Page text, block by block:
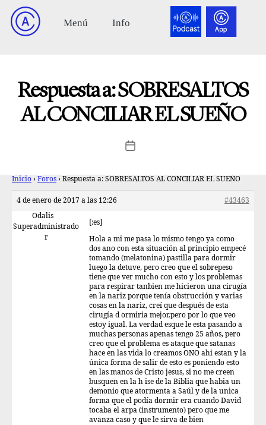
Respuesta a: SOBRESALTOS
AL CONCILIAR EL SUEÑO
Inicio › Foros › Respuesta a: SOBRESALTOS AL CONCILIAR EL SUEÑO
4 de enero de 2017 a las 12:26
#43463
Odalis
Superadministrado
r
[:es]
Hola a mi me pasa lo mismo tengo ya como
dos ano con esta situación al principio empecé
tomando (melatonina) pastilla para dormir
luego la detuve, pero creo que el sobrepeso
tiene que ver mucho con esto y los problemas
para respirar tanbien me hicieron una cirugía
en la nariz porque tenía obstrucción y varias
cosas en la nariz, creí que después de esta
cirugía d ormiria mejor.pero por lo que veo
estoy igual. La verdad esque le esta pasando a
muchas personas apenas tengo 25 años, pero
creo que el problema es ataque que satanas
hace en las vida lo creamos ONO ahi estan y la
única forma de salir de esto es poniendo esto
en las manos de Cristo jesus, si no me creen
busquen en la h ise de la Biblia que habia un
demonio que atormenta a Saúl y de la unica
forma que el podía dormir era cuando David
tocaba el arpa (instrumento) pero que me
avanza caso y que le sirva de bien